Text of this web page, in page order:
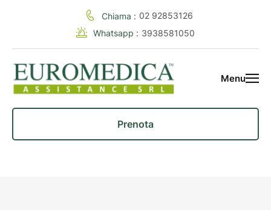
Chiama : 02 92853126
Whatsapp : 3938581050
Menu
Prenota